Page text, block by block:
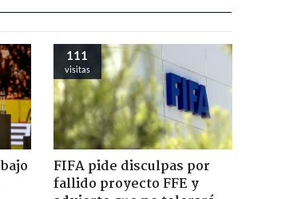
111
visitas
FIFA pide disculpas por
fallido proyecto FFE y